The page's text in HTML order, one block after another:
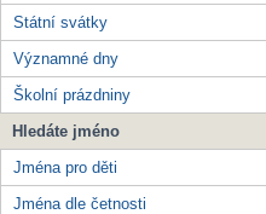
Státní svátky
Významné dny
Školní prázdniny
Hledáte jméno
Jména pro děti
Jména dle četnosti